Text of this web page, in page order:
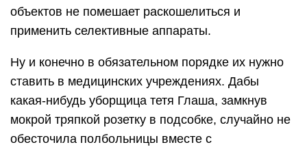
объектов не помешает раскошелиться и
применить селективные аппараты.
Ну и конечно в обязательном порядке их нужно
ставить в медицинских учреждениях. Дабы
какая-нибудь уборщица тетя Глаша, замкнув
мокрой тряпкой розетку в подсобке, случайно не
обесточила полбольницы вместе с